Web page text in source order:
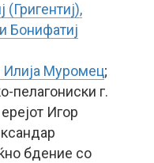
(Григентиј),
Бонифатиј
Муромец;
пелагониски г.
Игор
бдение со